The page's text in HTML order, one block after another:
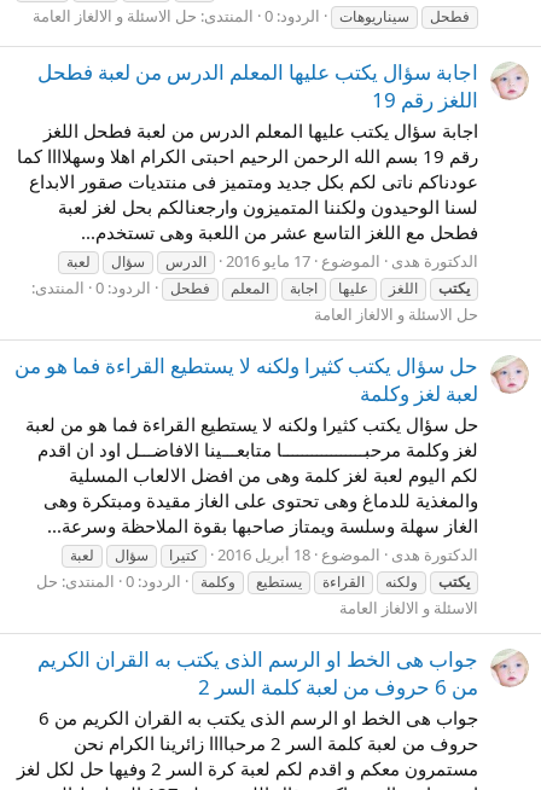
فطحل
سيناريوهات الردود: 0 المنتدى: حل الاسئلة و الالغاز العامة
اجابة سؤال يكتب عليها المعلم الدرس من لعبة فطحل
اللغز رقم 19
اجابة سؤال يكتب عليها المعلم الدرس من لعبة فطحل اللغز
رقم 19 بسم الله الرحمن الرحيم احبتى الكرام اهلا وسهلاااا كما
عودناكم ناتى لكم بكل جديد ومتميز فى منتديات صقور الابداع
لسنا الوحيدون ولكننا المتميزون وارجعنالكم بحل لغز لعبة
فطحل مع اللغز التاسع عشر من اللعبة وهى تستخدم...
الدكتورة هدى الموضوع 17 مايو 2016 الدرس سؤال
لعبة
يكتب
اللغز عليها اجابة المعلم فطحل الردود: 0
المنتدى:
حل الاسئلة و الالغاز العامة
حل سؤال يكتب كثيرا ولكنه لا يستطيع القراءة فما هو من
لعبة لغز وكلمة
حل سؤال يكتب كثيرا ولكنه لا يستطيع القراءة فما هو من لعبة
لغز وكلمة مرحبـــــــــــــــــا متابعـــينا الافاضـــل اود ان اقدم
لكم اليوم لعبة لغز كلمة وهى من افضل الالعاب المسلية
والمغذية للدماغ وهى تحتوى على الغاز مقيدة ومبتكرة وهى
الغاز سهلة وسلسة ويمتاز صاحبها بقوة الملاحظة وسرعة...
الدكتورة هدى الموضوع 18 أبريل 2016 كتيرا سؤال
لعبة
يكتب
ولكنه القراءة يستطيع وكلمة الردود: 0 المنتدى: حل
الاسئلة و الالغاز العامة
جواب هى الخط او الرسم الذى يكتب به القران الكريم
من 6 حروف من لعبة كلمة السر 2
جواب هى الخط او الرسم الذى يكتب به القران الكريم من 6
حروف من لعبة كلمة السر 2 مرحباااا زائرينا الكرام نحن
مستمرون معكم و اقدم لكم لعبة كرة السر 2 وفيها حل لكل لغز